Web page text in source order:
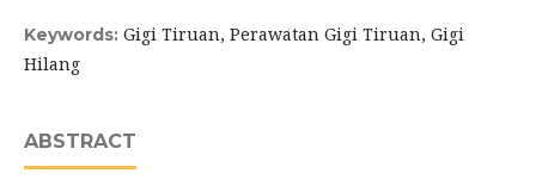
Keywords: Gigi Tiruan, Perawatan Gigi Tiruan, Gigi
Hilang
ABSTRACT